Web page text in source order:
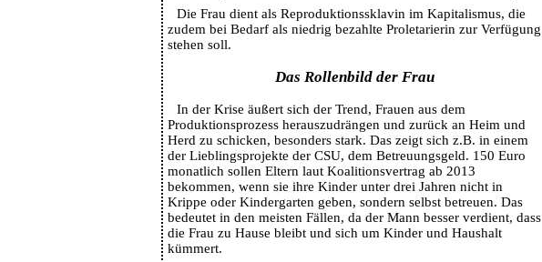
Die Frau dient als Reproduktionssklavin im Kapitalismus, die
zudem bei Bedarf als niedrig bezahlte Proletarierin zur Verfügung
stehen soll.
Das Rollenbild der Frau
In der Krise äußert sich der Trend, Frauen aus dem
Produktionsprozess herauszudrängen und zurück an Heim und
Herd zu schicken, besonders stark. Das zeigt sich z.B. in einem
der Lieblingsprojekte der CSU, dem Betreuungsgeld. 150 Euro
monatlich sollen Eltern laut Koalitionsvertrag ab 2013
bekommen, wenn sie ihre Kinder unter drei Jahren nicht in
Krippe oder Kindergarten geben, sondern selbst betreuen. Das
bedeutet in den meisten Fällen, da der Mann besser verdient, dass
die Frau zu Hause bleibt und sich um Kinder und Haushalt
kümmert.